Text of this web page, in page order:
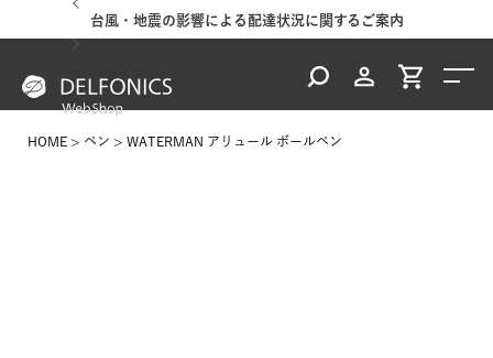
台風・地震の影響による配達状況に関するご案内
HOME ペン WATERMAN アリュール ボールペン